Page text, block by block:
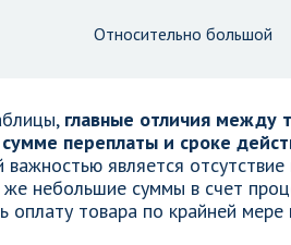
Относительно большой
главные отличия между
переплаты и сроке
важностью является
же небольшие суммы в счет
оплату товара по крайней